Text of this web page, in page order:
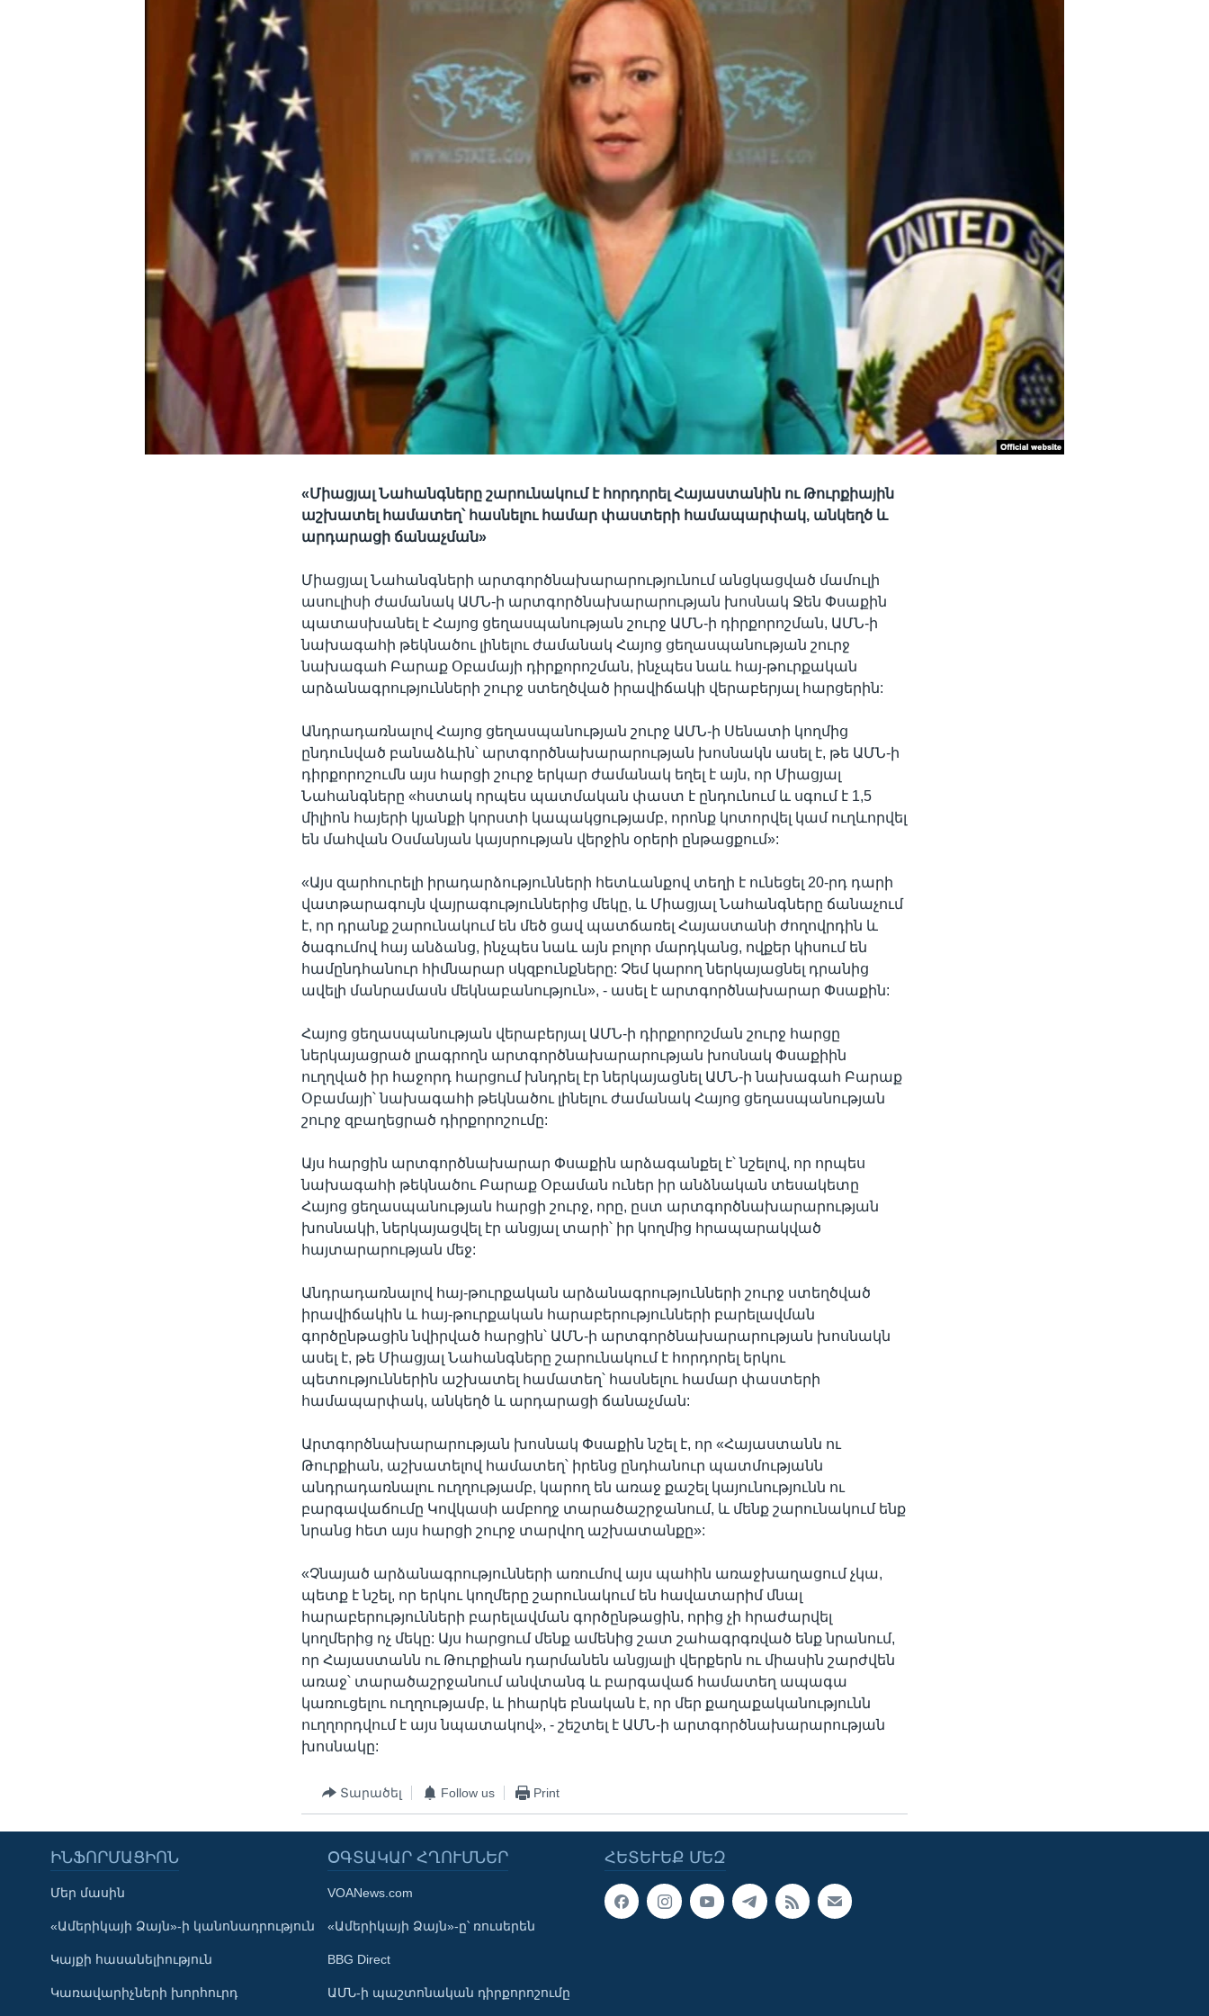
Learning English
ՀԵՏԵՒԵՔ ՄԵԶ
«Միացյալ Նահանգները շարունակում է հորդորել Հայաստանին ու Թուրքիային
աշխատել համատեղ՝ հասնելու համար փաստերի համապարփակ, անկեղծ և
արդարացի ճանաչման»
Միացյալ Նահանգների արտգործնախարարությունում անցկացված մամուլի
ասուլիսի ժամանակ ԱՄՆ-ի արտգործնախարարության խոսնակ Ջեն Փսաքին
պատասխանել է Հայոց ցեղասպանության շուրջ ԱՄՆ-ի դիրքորոշման, ԱՄՆ-ի
նախագահի թեկնածու լինելու ժամանակ Հայոց ցեղասպանության շուրջ
նախագահ Բարաք Օբամայի դիրքորոշման, ինչպես նաև հայ-թուրքական
արձանագրությունների շուրջ ստեղծված իրավիճակի վերաբերյալ հարցերին:
Անդրադառնալով Հայոց ցեղասպանության շուրջ ԱՄՆ-ի Սենատի կողմից
ընդունված բանաձևին՝ արտգործնախարարության խոսնակն ասել է, թե ԱՄՆ-ի
դիրքորոշումն այս հարցի շուրջ երկար ժամանակ եղել է այն, որ Միացյալ
Նահանգները «հստակ որպես պատմական փաստ է ընդունում և սգում է 1,5
միլիոն հայերի կյանքի կորստի կապակցությամբ, որոնք կոտորվել կամ ուղևորվել
են մահվան Օսմանյան կայսրության վերջին օրերի ընթացքում»:
«Այս զարհուրելի իրադարձությունների հետևանքով տեղի է ունեցել 20-րդ դարի
վատթարագույն վայրագություններից մեկը, և Միացյալ Նահանգները ճանաչում
է, որ դրանք շարունակում են մեծ ցավ պատճառել Հայաստանի ժողովրդին և
ծագումով հայ անձանց, ինչպես նաև այն բոլոր մարդկանց, ովքեր կիսում են
համընդհանուր հիմնարար սկզբունքները: Չեմ կարող ներկայացնել դրանից
ավելի մանրամասն մեկնաբանություն», - ասել է արտգործնախարար Փսաքին:
Հայոց ցեղասպանության վերաբերյալ ԱՄՆ-ի դիրքորոշման շուրջ հարցը
ներկայացրած լրագրողն արտգործնախարարության խոսնակ Փսաքիին
ուղղված իր հաջորդ հարցում խնդրել էր ներկայացնել ԱՄՆ-ի նախագահ Բարաք
Օբամայի՝ նախագահի թեկնածու լինելու ժամանակ Հայոց ցեղասպանության
շուրջ զբաղեցրած դիրքորոշումը:
Այս հարցին արտգործնախարար Փսաքին արձագանքել է՝ նշելով, որ որպես
նախագահի թեկնածու Բարաք Օբաման ուներ իր անձնական տեսակետը
Հայոց ցեղասպանության հարցի շուրջ, որը, ըստ արտգործնախարարության
խոսնակի, ներկայացվել էր անցյալ տարի՝ իր կողմից հրապարակված
հայտարարության մեջ:
Անդրադառնալով հայ-թուրքական արձանագրությունների շուրջ ստեղծված
իրավիճակին և հայ-թուրքական հարաբերությունների բարելավման
գործընթացին նվիրված հարցին՝ ԱՄՆ-ի արտգործնախարարության խոսնակն
ասել է, թե Միացյալ Նահանգները շարունակում է հորդորել երկու
պետություններին աշխատել համատեղ՝ հասնելու համար փաստերի
համապարփակ, անկեղծ և արդարացի ճանաչման:
Արտգործնախարարության խոսնակ Փսաքին նշել է, որ «Հայաստանն ու
Թուրքիան, աշխատելով համատեղ՝ իրենց ընդհանուր պատմությանն
անդրադառնալու ուղղությամբ, կարող են առաջ քաշել կայունությունն ու
բարգավաճումը Կովկասի ամբողջ տարածաշրջանում, և մենք շարունակում ենք
նրանց հետ այս հարցի շուրջ տարվող աշխատանքը»:
«Չնայած արձանագրությունների առումով այս պահին առաջխաղացում չկա,
պետք է նշել, որ երկու կողմերը շարունակում են հավատարիմ մնալ
հարաբերությունների բարելավման գործընթացին, որից չի հրաժարվել
կողմերից ոչ մեկը: Այս հարցում մենք ամենից շատ շահագրգռված ենք նրանում,
որ Հայաստանն ու Թուրքիան դարմանեն անցյալի վերքերն ու միասին շարժվեն
առաջ՝ տարածաշրջանում անվտանգ և բարգավաճ համատեղ ապագա
կառուցելու ուղղությամբ, և իհարկե բնական է, որ մեր քաղաքականությունն
ուղղորդվում է այս նպատակով», - շեշտել է ԱՄՆ-ի արտգործնախարարության
խոսնակը:
Տարածել Follow us Print
ՀԵՏԵՒԵՔ ՄԵԶ
ԻՆՖՈՐՄԱՑԻՈՆ
Մեր մասին
«Ամերիկայի Ձայն»-ի կանոնադրություն
Կայքի հասանելիություն
Կառավարիչների խորհուրդ
ՕԳՏԱԿԱՐ ՀՂՈՒՄՆԵՐ
VOANews.com
«Ամերիկայի Ձայն»-ը՝ ռուսերեն
BBG Direct
ԱՄՆ-ի պաշտոնական դիրքորոշումը